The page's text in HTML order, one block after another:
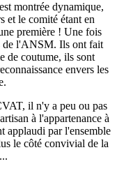
montrée dynamique,
et le comité étant en
première ! Une fois
de l'ANSM. Ils ont fait
de coutume, ils sont
envers les
il n'y a peu ou pas
à l'appartenance à
applaudi par l'ensemble
le côté convivial de la